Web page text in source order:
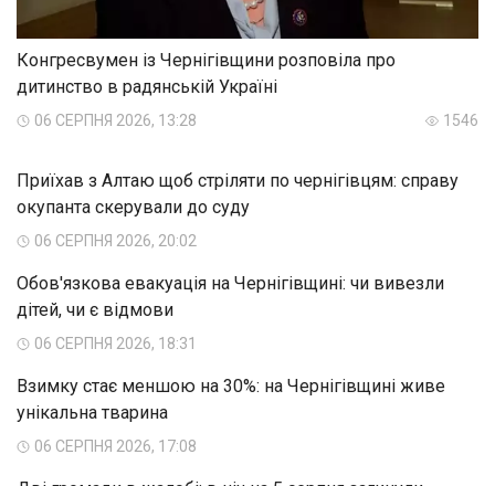
Конгресвумен із Чернігівщини розповіла про
дитинство в радянській Україні
06 СЕРПНЯ 2026, 13:28 1546
Приїхав з Алтаю щоб стріляти по чернігівцям: справу
окупанта скерували до суду
06 СЕРПНЯ 2026, 20:02
Обов'язкова евакуація на Чернігівщині: чи вивезли
дітей, чи є відмови
06 СЕРПНЯ 2026, 18:31
Взимку стає меншою на 30%: на Чернігівщині живе
унікальна тварина
06 СЕРПНЯ 2026, 17:08